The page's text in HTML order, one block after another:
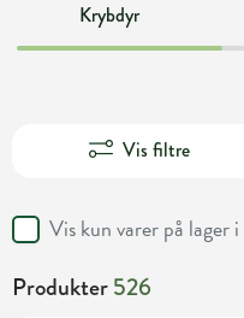
Krybdyr
Vis filtre
Vis kun varer på lager i
Produkter526